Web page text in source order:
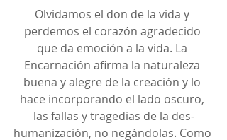
Olvidamos el don de la vida y
perdemos el corazón agradecido
que da emoción a la vida. La
Encarnación afirma la naturaleza
buena y alegre de la creación y lo
hace incorporando el lado oscuro,
las fallas y tragedias de la des-
humanización, no negándolas. Como